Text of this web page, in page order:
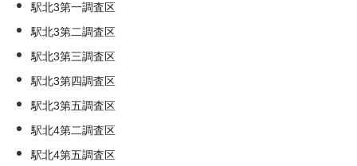
駅北3第一調査区
駅北3第二調査区
駅北3第三調査区
駅北3第四調査区
駅北3第五調査区
駅北4第二調査区
駅北4第五調査区